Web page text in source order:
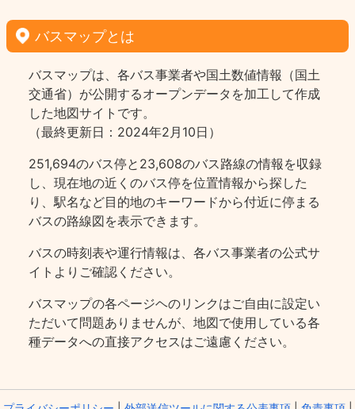
バスマップとは
バスマップは、各バス事業者や国土数値情報（国土
交通省）が公開するオープンデータを加工して作成
した地図サイトです。
（最終更新日：2024年2月10日）
251,694のバス停と23,608のバス路線の情報を収録
し、現在地の近くのバス停を位置情報から探した
り、駅名など目的地のキーワードから付近に停まる
バスの路線図を表示できます。
バスの時刻表や運行情報は、各バス事業者の公式サ
イトよりご確認ください。
バスマップの各ページヘのリンクはご自由に設定い
ただいて問題ありませんが、地図で使用している各
種データへの直接アクセスはご遠慮ください。